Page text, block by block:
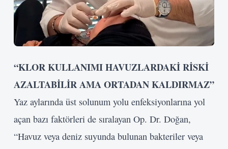
“KLOR KULLANIMI HAVUZLARDAKİ RİSKİ
AZALTABİLİR AMA ORTADAN KALDIRMAZ”
Yaz aylarında üst solunum yolu enfeksiyonlarına yol
açan bazı faktörleri de sıralayan Op. Dr. Doğan,
“Havuz veya deniz suyunda bulunan bakteriler veya